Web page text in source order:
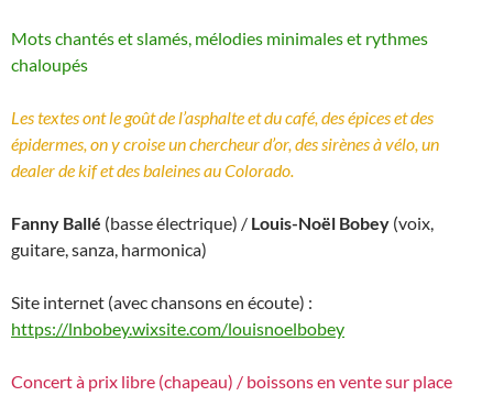
Mots chantés et slamés, mélodies minimales et rythmes
chaloupés
Les textes ont le goût de l’asphalte et du café, des épices et des
épidermes, on y croise un chercheur d’or, des sirènes à vélo, un
dealer de kif et des baleines au Colorado.
Fanny Ballé (basse électrique) / Louis-Noël Bobey (voix,
guitare, sanza, harmonica)
Site internet (avec chansons en écoute) :
https://lnbobey.wixsite.com/louisnoelbobey
Concert à prix libre (chapeau) / boissons en vente sur place